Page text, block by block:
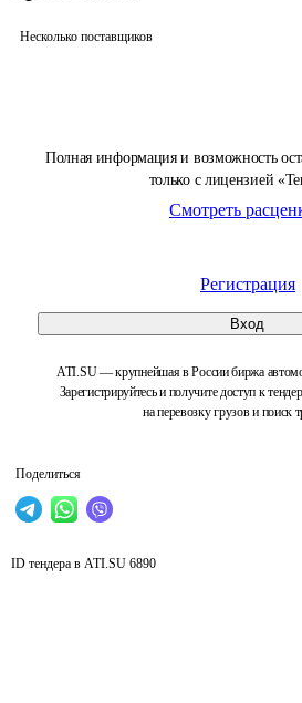
Полная информация и возможность
только с лицензией
Смотреть
Регистрация
Вход
ATI.SU — крупнейшая в России биржа
Зарегистрируйтесь и получите доступ к
на перевозку грузов и поиск
Поделиться
Несколько поставщиков
ID тендера в ATI.SU 6890